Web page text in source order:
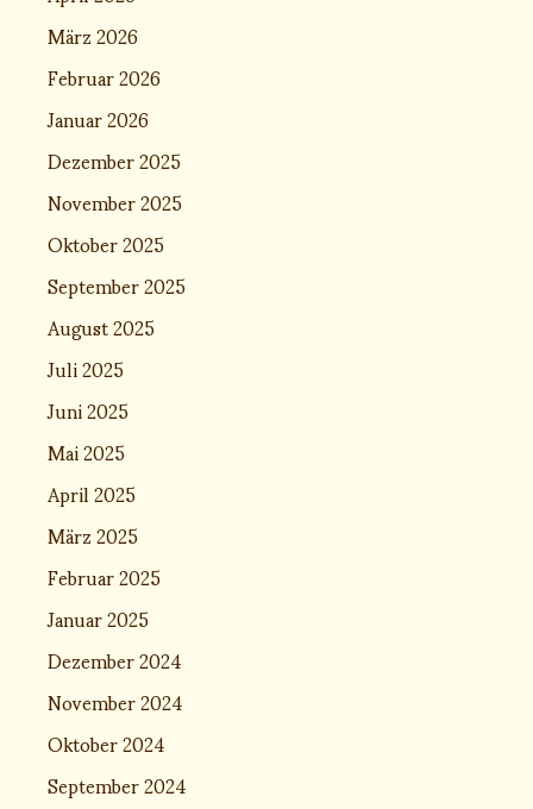
März 2026
Februar 2026
Januar 2026
Dezember 2025
November 2025
Oktober 2025
September 2025
August 2025
Juli 2025
Juni 2025
Mai 2025
April 2025
März 2025
Februar 2025
Januar 2025
Dezember 2024
November 2024
Oktober 2024
September 2024